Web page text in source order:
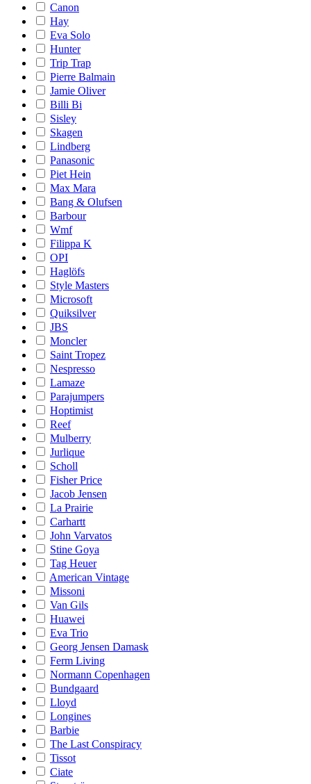
Canon
Hay
Eva Solo
Hunter
Trip Trap
Pierre Balmain
Jamie Oliver
Billi Bi
Sisley
Skagen
Lindberg
Panasonic
Piet Hein
Max Mara
Bang & Olufsen
Barbour
Wmf
Filippa K
OPI
Haglöfs
Style Masters
Microsoft
Quiksilver
JBS
Moncler
Saint Tropez
Nespresso
Lamaze
Parajumpers
Hoptimist
Reef
Mulberry
Jurlique
Scholl
Fisher Price
Jacob Jensen
La Prairie
Carhartt
John Varvatos
Stine Goya
Tag Heuer
American Vintage
Missoni
Van Gils
Huawei
Eva Trio
Georg Jensen Damask
Ferm Living
Normann Copenhagen
Bundgaard
Lloyd
Longines
Barbie
The Last Conspiracy
Tissot
Ciate